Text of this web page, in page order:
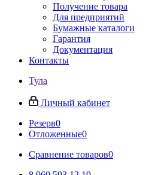
Получение товара
Для предприятий
Бумажные каталоги
Гарантия
Документация
Контакты
Тула
Личный кабинет
Резерв0
Отложенные0
Сравнение товаров0